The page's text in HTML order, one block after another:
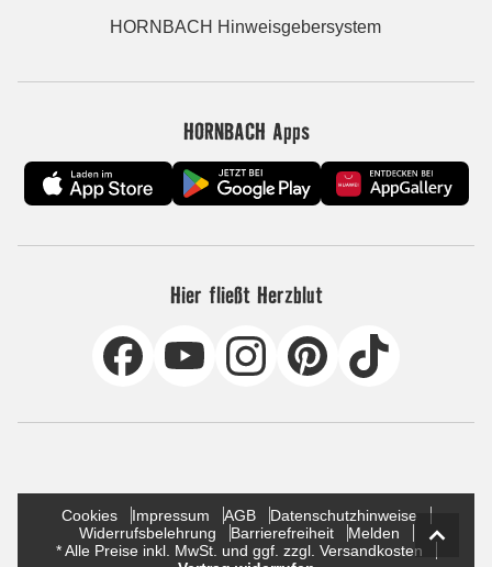
HORNBACH Hinweisgebersystem
HORNBACH Apps
Hier fließt Herzblut
Cookies Impressum AGB
Datenschutzhinweise
Widerrufsbelehrung
Barrierefreiheit
Melden
* Alle Preise inkl. MwSt. und ggf. zzgl. Versandkosten